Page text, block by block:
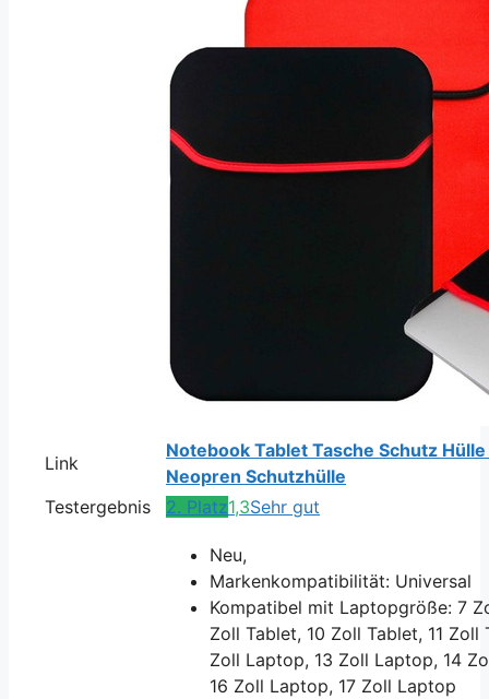
Link
Notebook Tablet Tasche Schutz
Neopren Schutzhülle
Testergebnis
2. Platz1,3Sehr gut
Neu,
Markenkompatibilität: Universal
Kompatibel mit Laptopgröße: 7
Zoll Tablet, 10 Zoll Tablet, 11 Zoll
Zoll Laptop, 13 Zoll Laptop, 14
16 Zoll Laptop, 17 Zoll Laptop